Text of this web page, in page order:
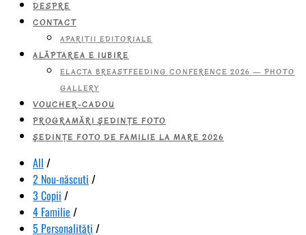
DESPRE
CONTACT
APARIŢII EDITORIALE
ALĂPTAREA E IUBIRE
ELACTA BREASTFEEDING CONFERENCE 2026 — PHOTO
GALLERY
VOUCHER-CADOU
PROGRAMĂRI ŞEDINŢE FOTO
ŞEDINŢE FOTO DE FAMILIE LA MARE 2026
All /
2 Nou-născuti /
3 Copii /
4 Familie /
5 Personalităţi /